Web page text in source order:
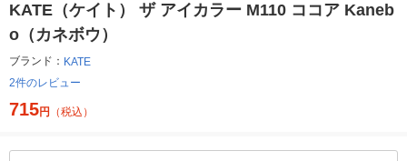
KATE（ケイト） ザ アイカラー M110 ココア Kaneb
o（カネボウ）
ブランド： KATE
2件のレビュー
715円 （税込）